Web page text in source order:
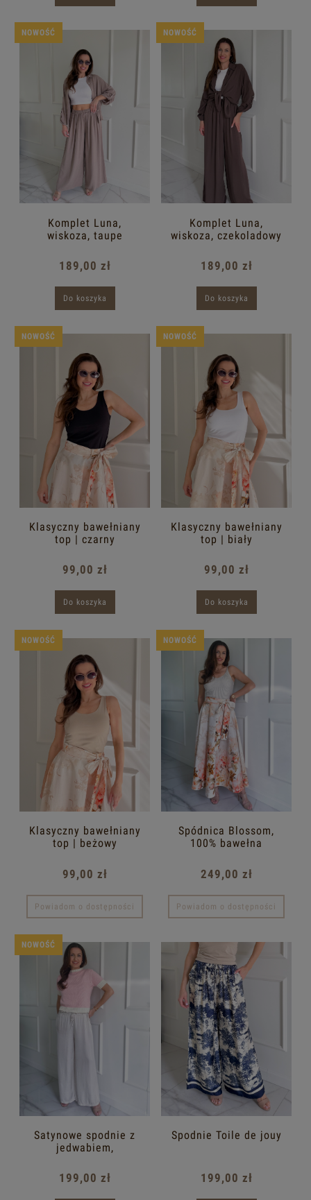
Komplet Luna,
wiskoza, taupe
189,00 zł
Do koszyka
NOWOŚĆ
Komplet Luna,
wiskoza, czekoladowy
189,00 zł
Do koszyka
NOWOŚĆ
Klasyczny bawełniany
top | czarny
99,00 zł
Do koszyka
NOWOŚĆ
Klasyczny bawełniany
top | biały
99,00 zł
Do koszyka
NOWOŚĆ
Klasyczny bawełniany
top | beżowy
99,00 zł
Powiadom o dostępności
NOWOŚĆ
Spódnica Blossom,
100% bawełna
249,00 zł
Powiadom o dostępności
NOWOŚĆ
Satynowe spodnie z
jedwabiem,
199,00 zł
NOWOŚĆ
Spodnie Toile de jouy
199,00 zł